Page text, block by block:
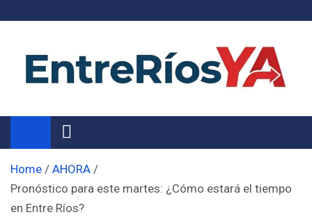
Noticias de Entre Ríos
Información de toda la provincia ahora
Home
AHORA
Pronóstico para este martes: ¿Cómo estará el tiempo
en Entre Ríos?